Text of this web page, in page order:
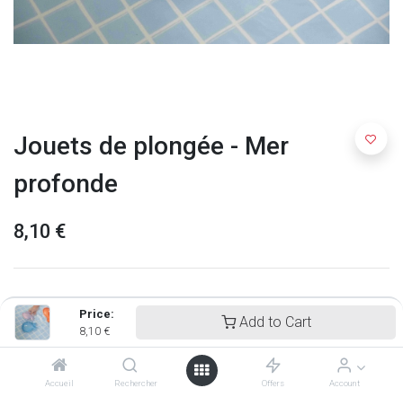
Price:
8,10 €
Add to Cart
Accueil Rechercher Offers Account
Jouets de plongée - Mer
profonde
8,10 €